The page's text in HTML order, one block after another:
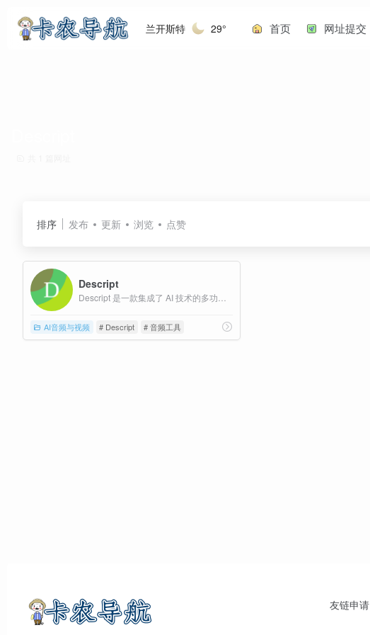
兰开斯特 29° 首页 网址提交
排序 发布 更新 浏览 点赞
Descript
AI音频与视频 # Descript # 音频工具
友链申请